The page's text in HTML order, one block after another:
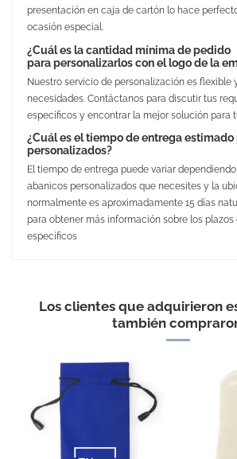
presentación en caja de cartón lo hace
ocasión especial.
¿Cuál es la cantidad mínima de pedido
para personalizarlos con el logo de la
Nuestro servicio de personalización es flexible
necesidades. Contáctanos para discutir tus
específicos y encontrar la mejor solución para
¿Cuál es el tiempo de entrega
personalizados?
El tiempo de entrega puede variar
abanicos personalizados que necesites y la
normalmente es aproximadamente 15 días
para obtener más información sobre los plazos
específicos
Madera y
SÍ
110 x 60 mm
Puedes encontrarlo en:
Los clientes que adquirieron
también